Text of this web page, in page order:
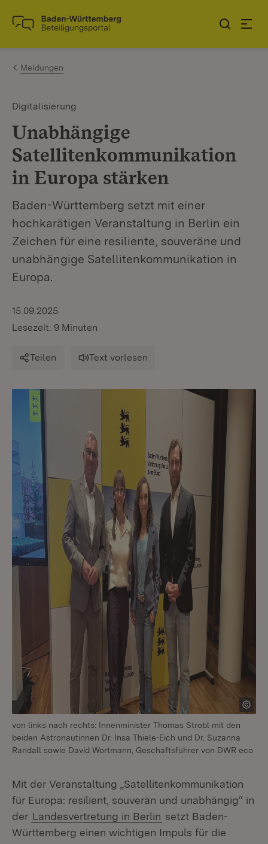
Zum Inhalt springen
Link zur Startseite
Meldungen
Digitalisierung
Unabhängige
Satellitenkommunikation
in Europa stärken
Baden-Württemberg setzt mit einer
hochkarätigen Veranstaltung in Berlin ein
Zeichen für eine resiliente, souveräne und
unabhängige Satellitenkommunikation in
Europa.
15.09.2025
Lesezeit: 9 Minuten
Teilen Text vorlesen
von links nach rechts: Innenminister Thomas Strobl mit den
beiden Astronautinnen Dr. Insa Thiele-Eich und Dr. Suzanna
Randall sowie David Wortmann, Geschäftsführer von DWR eco
Mit der Veranstaltung „Satellitenkommunikation
für Europa: resilient, souverän und unabhängig“ in
der Landesvertretung in Berlin setzt Baden-
Württemberg einen wichtigen Impuls für die